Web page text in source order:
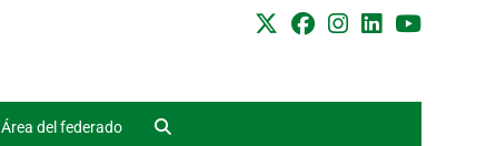
Área del federado